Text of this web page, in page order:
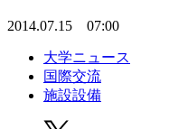
2014.07.15 07:00
大学ニュース
国際交流
施設設備